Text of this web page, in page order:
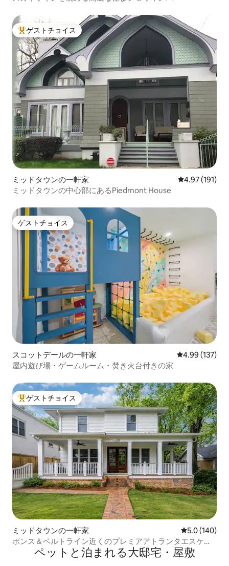
大好評のゲストチョイスです。
ゲストチョイス
ミッドタウンの一軒家 レビュー191
4.97 (191)
ミッドタウンの中心部にあるPiedmont House
ゲストチョイス
ゲストチョイス
スコットデールの一軒家 レビュー137
4.99 (137)
屋内遊び場・ゲームルーム・焚き火台付きの家
大好評のゲストチョイスです。
ゲストチョイス
ミッドタウンの一軒家 レビュー140
5.0 (140)
ポンス＆ベルトライン近くのプレミアアトランタエスケー
ペットと泊まれる大邸宅・屋敷